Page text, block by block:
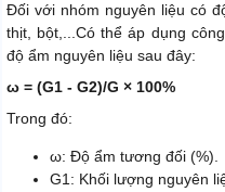
Đối với nhóm nguyên liệu có
thịt, bột,...Có thể áp dụng
độ ẩm nguyên liệu sau đây:
ω = (G1 - G2)/G × 100%
Trong đó:
ω: Độ ẩm tương đối (%).
G1: Khối lượng nguyên